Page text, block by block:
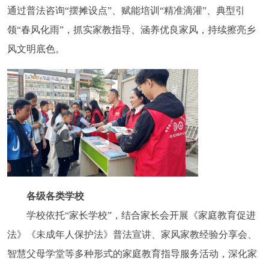
通过普法咨询“摆摊设点”、赋能培训“精准滴灌”、典型引
领“春风化雨”，抓实家教指导、涵养优良家风，持续擦亮乡
风文明底色。
各级各类学校
学校依托“家长学校”，结合家长会开展《家庭教育促进
法》《未成年人保护法》普法宣讲、家风家教经验分享会、
智慧父母学堂等多种形式的家庭教育指导服务活动，深化家